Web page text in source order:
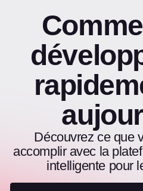
Découvrez ce que
accomplir avec la
intelligente pour